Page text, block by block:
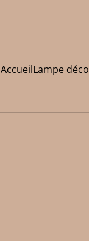
AccueilLampe déco